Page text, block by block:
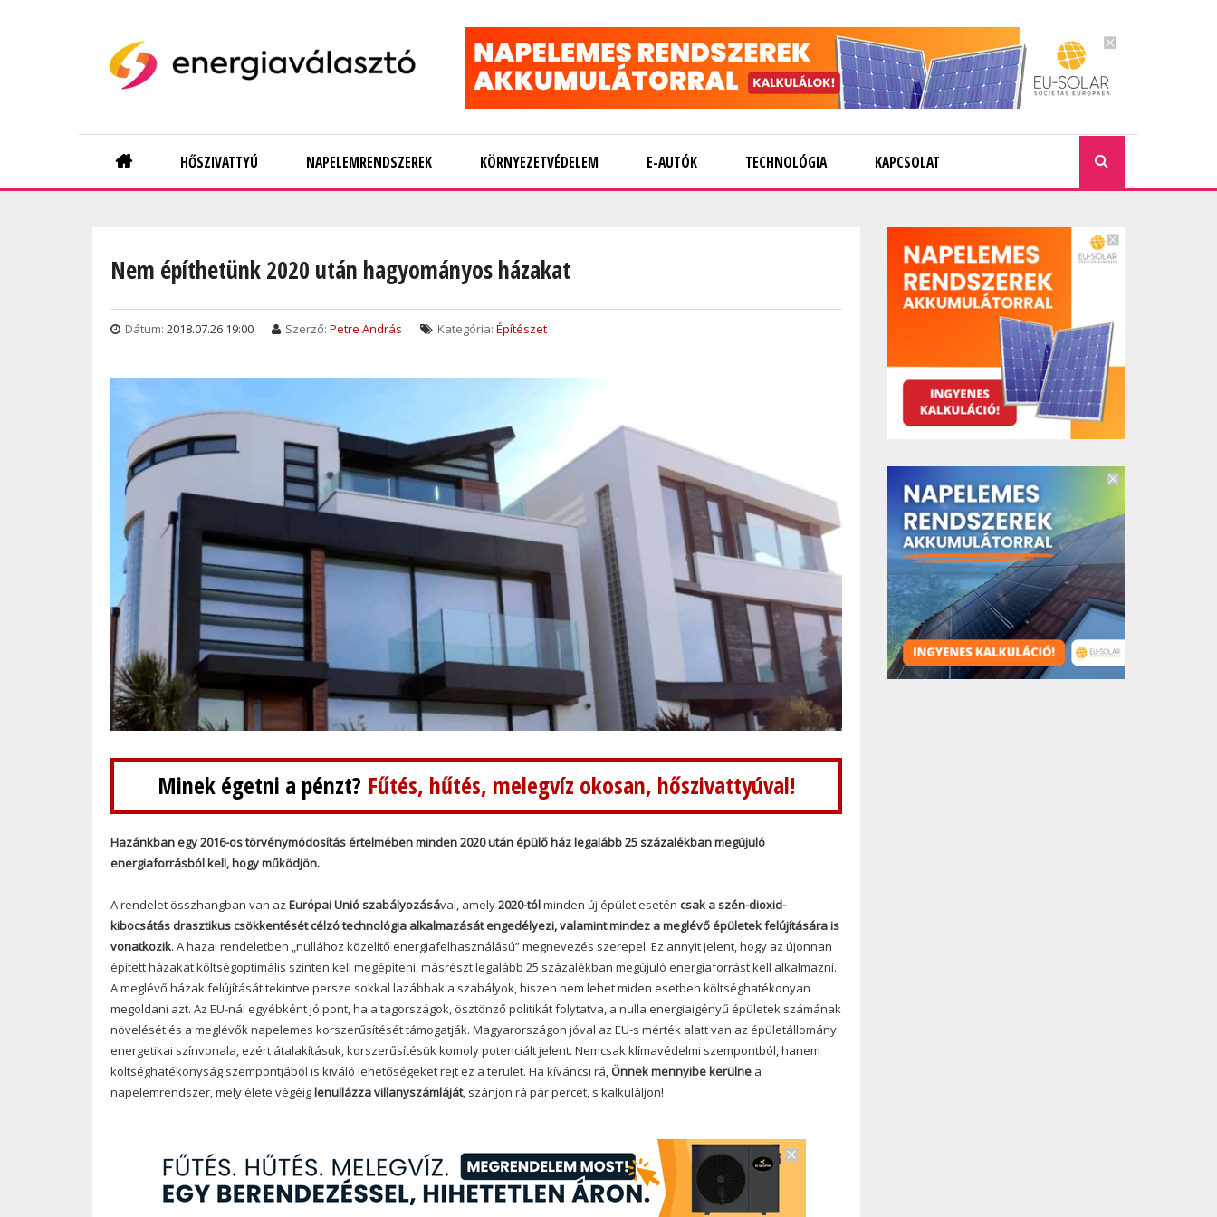
Main
navigation
HŐSZIVATTYÚ NAPELEMRENDSZEREK KÖRNYEZETVÉDELEM E-AUTÓK TECHNOLÓGIA KAPCSOLAT
Nem építhetünk 2020 után hagyományos házakat
Dátum: 2018.07.26 19:00 Szerző: Petre András Kategória: Építészet
Minek égetni a pénzt? Fűtés, hűtés, melegvíz okosan, hőszivattyúval!
Hazánkban egy 2016-os törvénymódosítás értelmében minden 2020 után épülő ház legalább 25 százalékban megújuló
energiaforrásból kell, hogy működjön.
A rendelet összhangban van az Európai Unió szabályozásával, amely2020-tólminden új épület esetén csak a szén-dioxid-
kibocsátás drasztikus csökkentését célzó technológia alkalmazását engedélyezi, valamint mindez a meglévő épületek felújítására is
vonatkozik. A hazai rendeletben „nullához közelítő energiafelhasználású” megnevezés szerepel. Ez annyit jelent, hogy az újonnan
épített házakat költségoptimális szinten kell megépíteni, másrészt legalább 25 százalékban megújuló energiaforrást kell alkalmazni.
A meglévő házak felújítását tekintve persze sokkal lazábbak a szabályok, hiszen nem lehet miden esetben költséghatékonyan
megoldani azt. Az EU-nál egyébként jó pont, ha a tagországok, ösztönző politikát folytatva, a nulla energiaigényű épületek számának
növelését és a meglévők napelemes korszerűsítését támogatják. Magyarországon jóval az EU-s mérték alatt van az épületállomány
energetikai színvonala, ezért átalakításuk, korszerűsítésük komoly potenciált jelent. Nemcsak klímavédelmi szempontból, hanem
költséghatékonyság szempontjából is kiváló lehetőségeket rejt ez a terület. Ha kíváncsi rá,Önnek mennyibe kerülne a
napelemrendszer, mely élete végéig lenullázza villanyszámláját, szánjon rá pár percet, s kalkuláljon!